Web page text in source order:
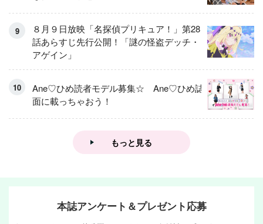
８月９日放映「名探偵プリキュア！」第28
話あらすじ先行公開！「謎の怪盗デッチ・
アゲイン」
Ane♡ひめ読者モデル募集☆ Ane♡ひめ誌
面に載っちゃおう！
もっと見る
本誌アンケート＆プレゼント応募